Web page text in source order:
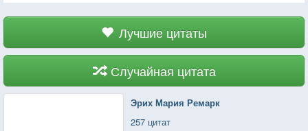
Лучшие цитаты
Случайная цитата
Эрих Мария Ремарк
257 цитат